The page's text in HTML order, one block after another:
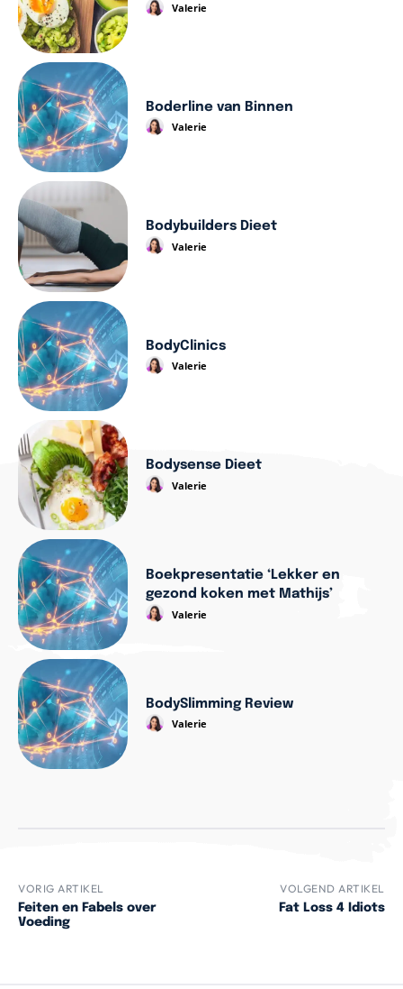
Valerie
Boderline van Binnen
Valerie
Bodybuilders Dieet
Valerie
BodyClinics
Valerie
Bodysense Dieet
Valerie
Boekpresentatie ‘Lekker en
gezond koken met Mathijs’
Valerie
BodySlimming Review
Valerie
VORIG ARTIKEL
Feiten en Fabels over
Voeding
VOLGEND ARTIKEL
Fat Loss 4 Idiots